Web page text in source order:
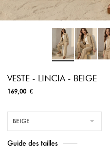
VESTE - LINCIA - BEIGE
169,00 €
BEIGE
Guide des tailles